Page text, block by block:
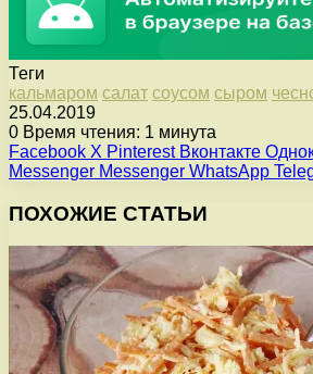
Теги
кальмаром салат соусом сыром
25.04.2019
0 Время чтения: 1 минута
Facebook X Pinterest Вконтакте
Messenger Messenger WhatsApp
ПОХОЖИЕ СТАТЬИ